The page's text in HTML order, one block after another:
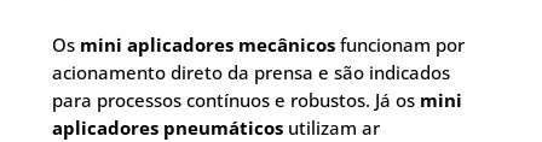
Os mini aplicadores mecânicos funcionam por
acionamento direto da prensa e são indicados
para processos contínuos e robustos. Já os mini
aplicadores pneumáticos utilizam ar